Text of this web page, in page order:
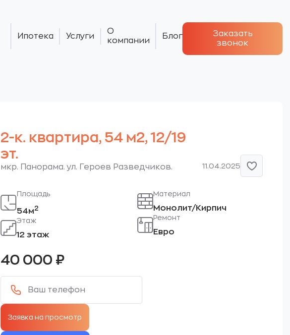
Ипотека Услуги
О
компании
Блог
Заказать
звонок
2-к. квартира, 54 м2, 12/19
эт.
мкр. Панорама. ул. Героев Разведчиков. 11.04.2025
Площадь
54м2
Этаж
12 этаж
Материал
Монолит/Кирпич
Ремонт
Евро
40 000 ₽